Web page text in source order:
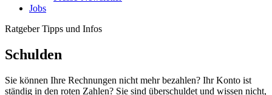
Jobs
Ratgeber Tipps und Infos
Schulden
Sie können Ihre Rechnungen nicht mehr bezahlen? Ihr Konto ist
ständig in den roten Zahlen? Sie sind überschuldet und wissen nicht,